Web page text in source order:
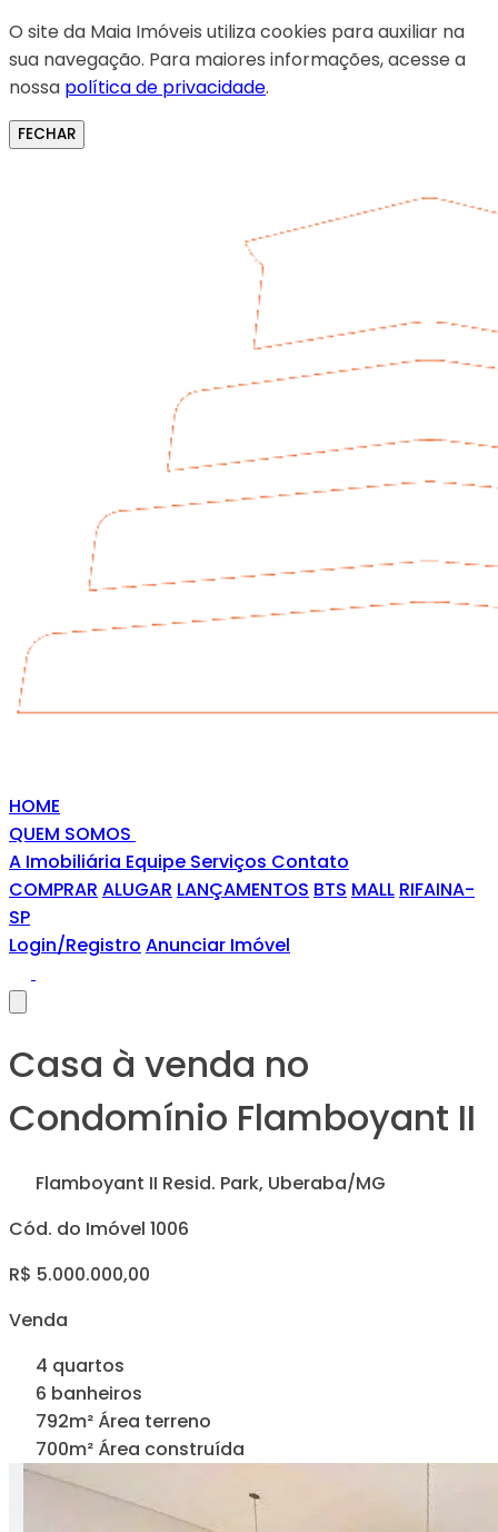
O site da Maia Imóveis utiliza cookies para auxiliar na
sua navegação. Para maiores informações, acesse a
nossa política de privacidade.
FECHAR
HOME
QUEM SOMOS
A Imobiliária Equipe Serviços Contato
COMPRAR ALUGAR LANÇAMENTOS BTS MALL RIFAINA-
SP
Login/Registro Anunciar Imóvel
Casa à venda no
Condomínio Flamboyant II
Flamboyant II Resid. Park, Uberaba/MG
Cód. do Imóvel 1006
R$ 5.000.000,00
Venda
4 quartos
6 banheiros
792m² Área terreno
700m² Área construída